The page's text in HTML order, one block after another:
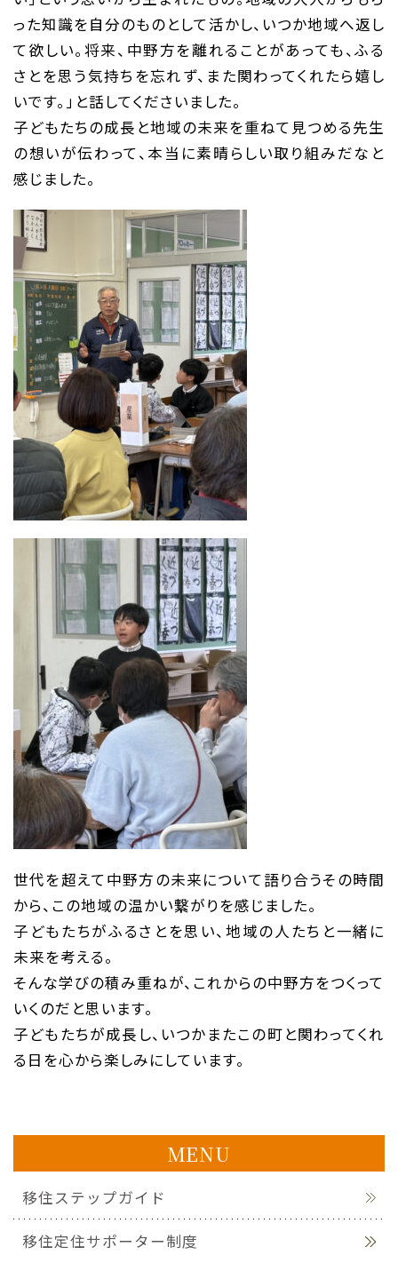
MENU
移住ステップガイド
移住定住サポーター制度
った知識を自分のものとして活かし、いつか地域へ返し
て欲しい。将来、中野方を離れることがあっても、ふる
さとを思う気持ちを忘れず、また関わってくれたら嬉し
いです。」と話してくださいました。
子どもたちの成長と地域の未来を重ねて見つめる先生
の想いが伝わって、本当に素晴らしい取り組みだなと
感じました。
世代を超えて中野方の未来について語り合うその時間
から、この地域の温かい繋がりを感じました。
子どもたちがふるさとを思い、地域の人たちと一緒に
未来を考える。
そんな学びの積み重ねが、これからの中野方をつくって
いくのだと思います。
子どもたちが成長し、いつかまたこの町と関わってくれ
る日を心から楽しみにしています。